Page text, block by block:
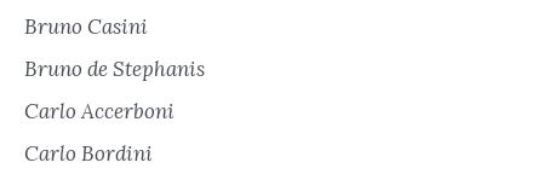
Bruno Casini
Bruno de Stephanis
Carlo Accerboni
Carlo Bordini